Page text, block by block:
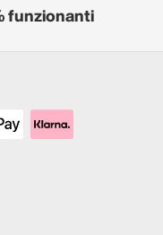
funzionanti